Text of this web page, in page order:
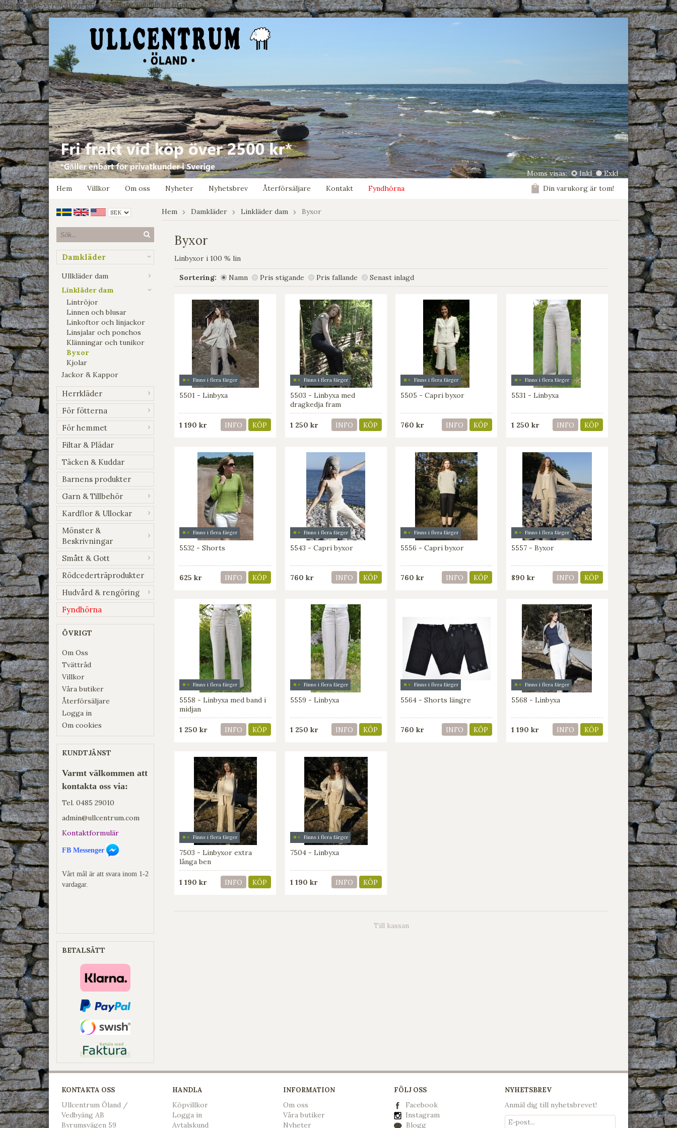
google-site-verification: google7e4b1026db5d9f32.html
Moms visas: Inkl
Exkl
Hem
Villkor Om oss Nyheter Nyhetsbrev Återförsäljare Kontakt Fyndhörna Din varukorg är tom!
Damkläder
Ullkläder dam
Linkläder dam
Lintröjor
Linnen och blusar
Linkoftor och linjackor
Linsjalar och ponchos
Klänningar och tunikor
Byxor
Kjolar
Jackor & Kappor
Herrkläder
För fötterna
För hemmet
Filtar & Plädar
Täcken & Kuddar
Barnens produkter
Garn & Tillbehör
Kardflor & Ullockar
Mönster &
Beskrivningar
Smått & Gott
Rödcederträprodukter
Hudvård & rengöring
Fyndhörna
ÖVRIGT
Om Oss
Tvättråd
Villkor
Våra butiker
Återförsäljare
Logga in
Om cookies
KUNDTJÄNST
Varmt välkommen att
kontakta oss via:
Tel. 0485 29010
admin@ullcentrum.com
Kontaktformulär
FB Messenger
Vårt mål är att svara inom 1-2
vardagar.
BETALSÄTT
Hem Damkläder Linkläder dam Byxor
Byxor
Linbyxor i 100 % lin
Sortering: Namn Pris stigande Pris fallande Senast inlagd
Finns i flera färger
5501 - Linbyxa
1 190 kr INFO KÖP
Finns i flera färger
5503 - Linbyxa med
dragkedja fram
1 250 kr INFO KÖP
Finns i flera färger
5505 - Capri byxor
760 kr INFO KÖP
Finns i flera färger
5531 - Linbyxa
1 250 kr INFO KÖP
Finns i flera färger
5532 - Shorts
625 kr INFO KÖP
Finns i flera färger
5543 - Capri byxor
760 kr INFO KÖP
Finns i flera färger
5556 - Capri byxor
760 kr INFO KÖP
Finns i flera färger
5557 - Byxor
890 kr INFO KÖP
Finns i flera färger
5558 - Linbyxa med band i
midjan
1 250 kr INFO KÖP
Finns i flera färger
5559 - Linbyxa
1 250 kr INFO KÖP
Finns i flera färger
5564 - Shorts längre
760 kr INFO KÖP
Finns i flera färger
5568 - Linbyxa
1 190 kr INFO KÖP
Finns i flera färger
7503 - Linbyxor extra
långa ben
1 190 kr INFO KÖP
Finns i flera färger
7504 - Linbyxa
1 190 kr INFO KÖP
Till kassan
KONTAKTA OSS
Ullcentrum Öland /
Vedbyäng AB
Byrumsvägen 59
HANDLA
Köpvillkor
Logga in
Avtalskund
INFORMATION
Om oss
Våra butiker
Nyheter
FÖLJ OSS
Facebook
Instagram
Blogg
NYHETSBREV
Anmäl dig till nyhetsbrevet!